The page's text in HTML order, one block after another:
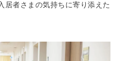
居者さまの気持ちに寄り添えた